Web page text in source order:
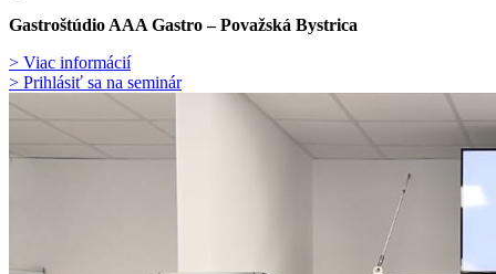
Gastroštúdio AAA Gastro – Považská Bystrica
> Viac informácií
> Prihlásiť sa na seminár